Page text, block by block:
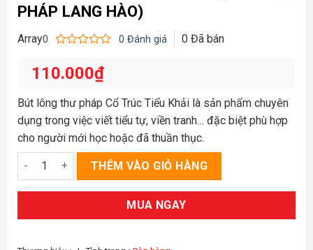
PHÁP LANG HÀO)
Array0
xếp
hạng
5
sao
0 Đánh giá 0Đã bán
110.000₫
Bút lông thư pháp Cổ Trúc Tiểu Khải là sản phẩm chuyên
dụng trong việc viết tiểu tự, viền tranh… đặc biệt phù hợp
cho người mới học hoặc đã thuần thục.
TP03.5 Cổ trúc Tiểu Khải (bút thư pháp Lang hào) số lượng
THÊM VÀO GIỎ HÀNG
MUA NGAY